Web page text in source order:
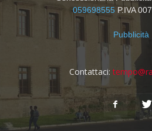
059698555 P.IVA
Pubblicità
Contattaci: